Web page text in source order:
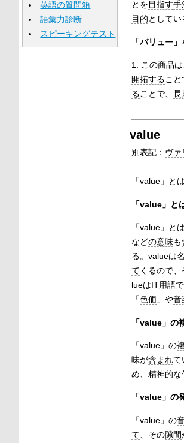
とを目指す手
目的としてい
「バリュー
1. この商品は
開拓すること
ることで、 長
value
別表記： ヴァ
「value」とは
「value」と
「value」とは
などの意味も
る。valueは
て くるので
lueはIT用語
「色価 」や音
「value」の
「value」の
味が含まれて
め、 精神的な
「value」の
「value」の
て 、その隙間
英語の質問箱
語彙力診断
スピーキングテスト